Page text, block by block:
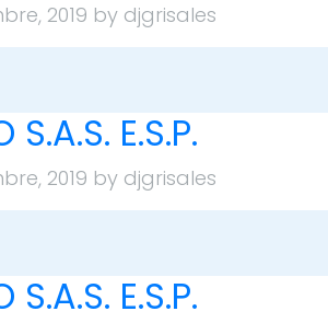
2019 by djgrisales
S.A.S. E.S.P.
2019 by djgrisales
S.A.S. E.S.P.